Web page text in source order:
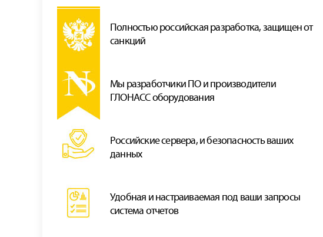
Полностью российская разработка, защищен от
санкций
Мы разработчики ПО и производители
ГЛОНАСС оборудования
Российские сервера, и безопасность ваших
данных
Удобная и наcтраиваемая под ваши запросы
система отчетов